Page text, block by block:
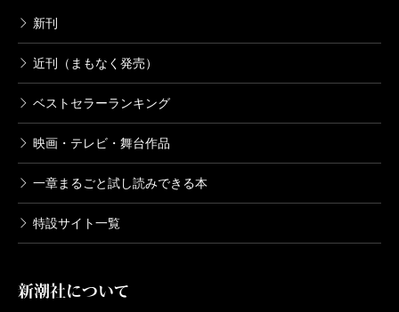
新刊
近刊（まもなく発売）
ベストセラーランキング
映画・テレビ・舞台作品
一章まるごと試し読みできる本
特設サイト一覧
新潮社について